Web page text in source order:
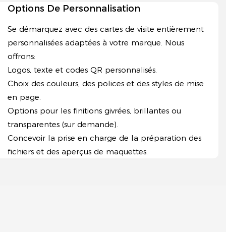
Options De Personnalisation
Se démarquez avec des cartes de visite entièrement
personnalisées adaptées à votre marque. Nous
offrons:
Logos, texte et codes QR personnalisés.
Choix des couleurs, des polices et des styles de mise
en page.
Options pour les finitions givrées, brillantes ou
transparentes (sur demande).
Concevoir la prise en charge de la préparation des
fichiers et des aperçus de maquettes.